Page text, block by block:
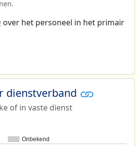
over het personeel in het primair
dienstverband
of in vaste dienst
Onbekend